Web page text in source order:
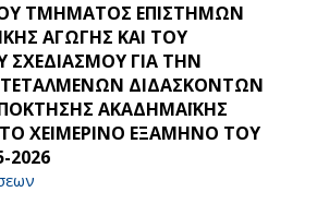
ΤΜΗΜΑΤΟΣ ΕΠΙΣΤΗΜΩΝ
ΑΓΩΓΗΣ ΚΑΙ ΤΟΥ
ΣΧΕΔΙΑΣΜΟΥ ΓΙΑ ΤΗΝ
ΔΙΔΑΣΚΟΝΤΩΝ
ΑΚΑΔΗΜΑΪΚΗΣ
ΤΟ ΧΕΙΜΕΡΙΝΟ ΕΞΑΜΗΝΟ ΤΟΥ
2026